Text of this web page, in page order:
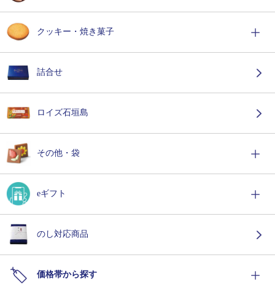
クッキー・焼き菓子
詰合せ
ロイズ石垣島
その他・袋
eギフト
のし対応商品
価格帯から探す